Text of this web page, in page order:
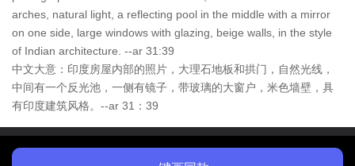
arches, natural light, a reflecting pool in the middle with a mirror
on one side, large windows with glazing, beige walls, in the style
of Indian architecture. --ar 31:39
中文大意：印度房屋内部的照片，大理石地板和拱门，自然光线，
中间有一个反光池，一侧有镜子，带玻璃的大窗户，米色墙壁，具
有印度建筑风格。--ar 31：39